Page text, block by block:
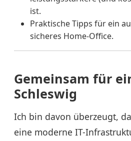
ist.
Praktische Tipps für ein
sicheres Home-Office.
Gemeinsam für
Schleswig
Ich bin davon überzeugt,
eine moderne IT-